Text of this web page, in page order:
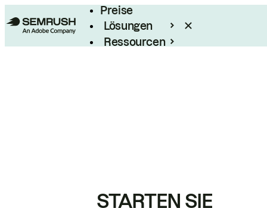
Preise
Lösungen
Ressourcen
STARTEN SIE